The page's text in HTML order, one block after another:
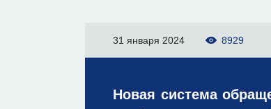
31 января 2024 8929
Новая система